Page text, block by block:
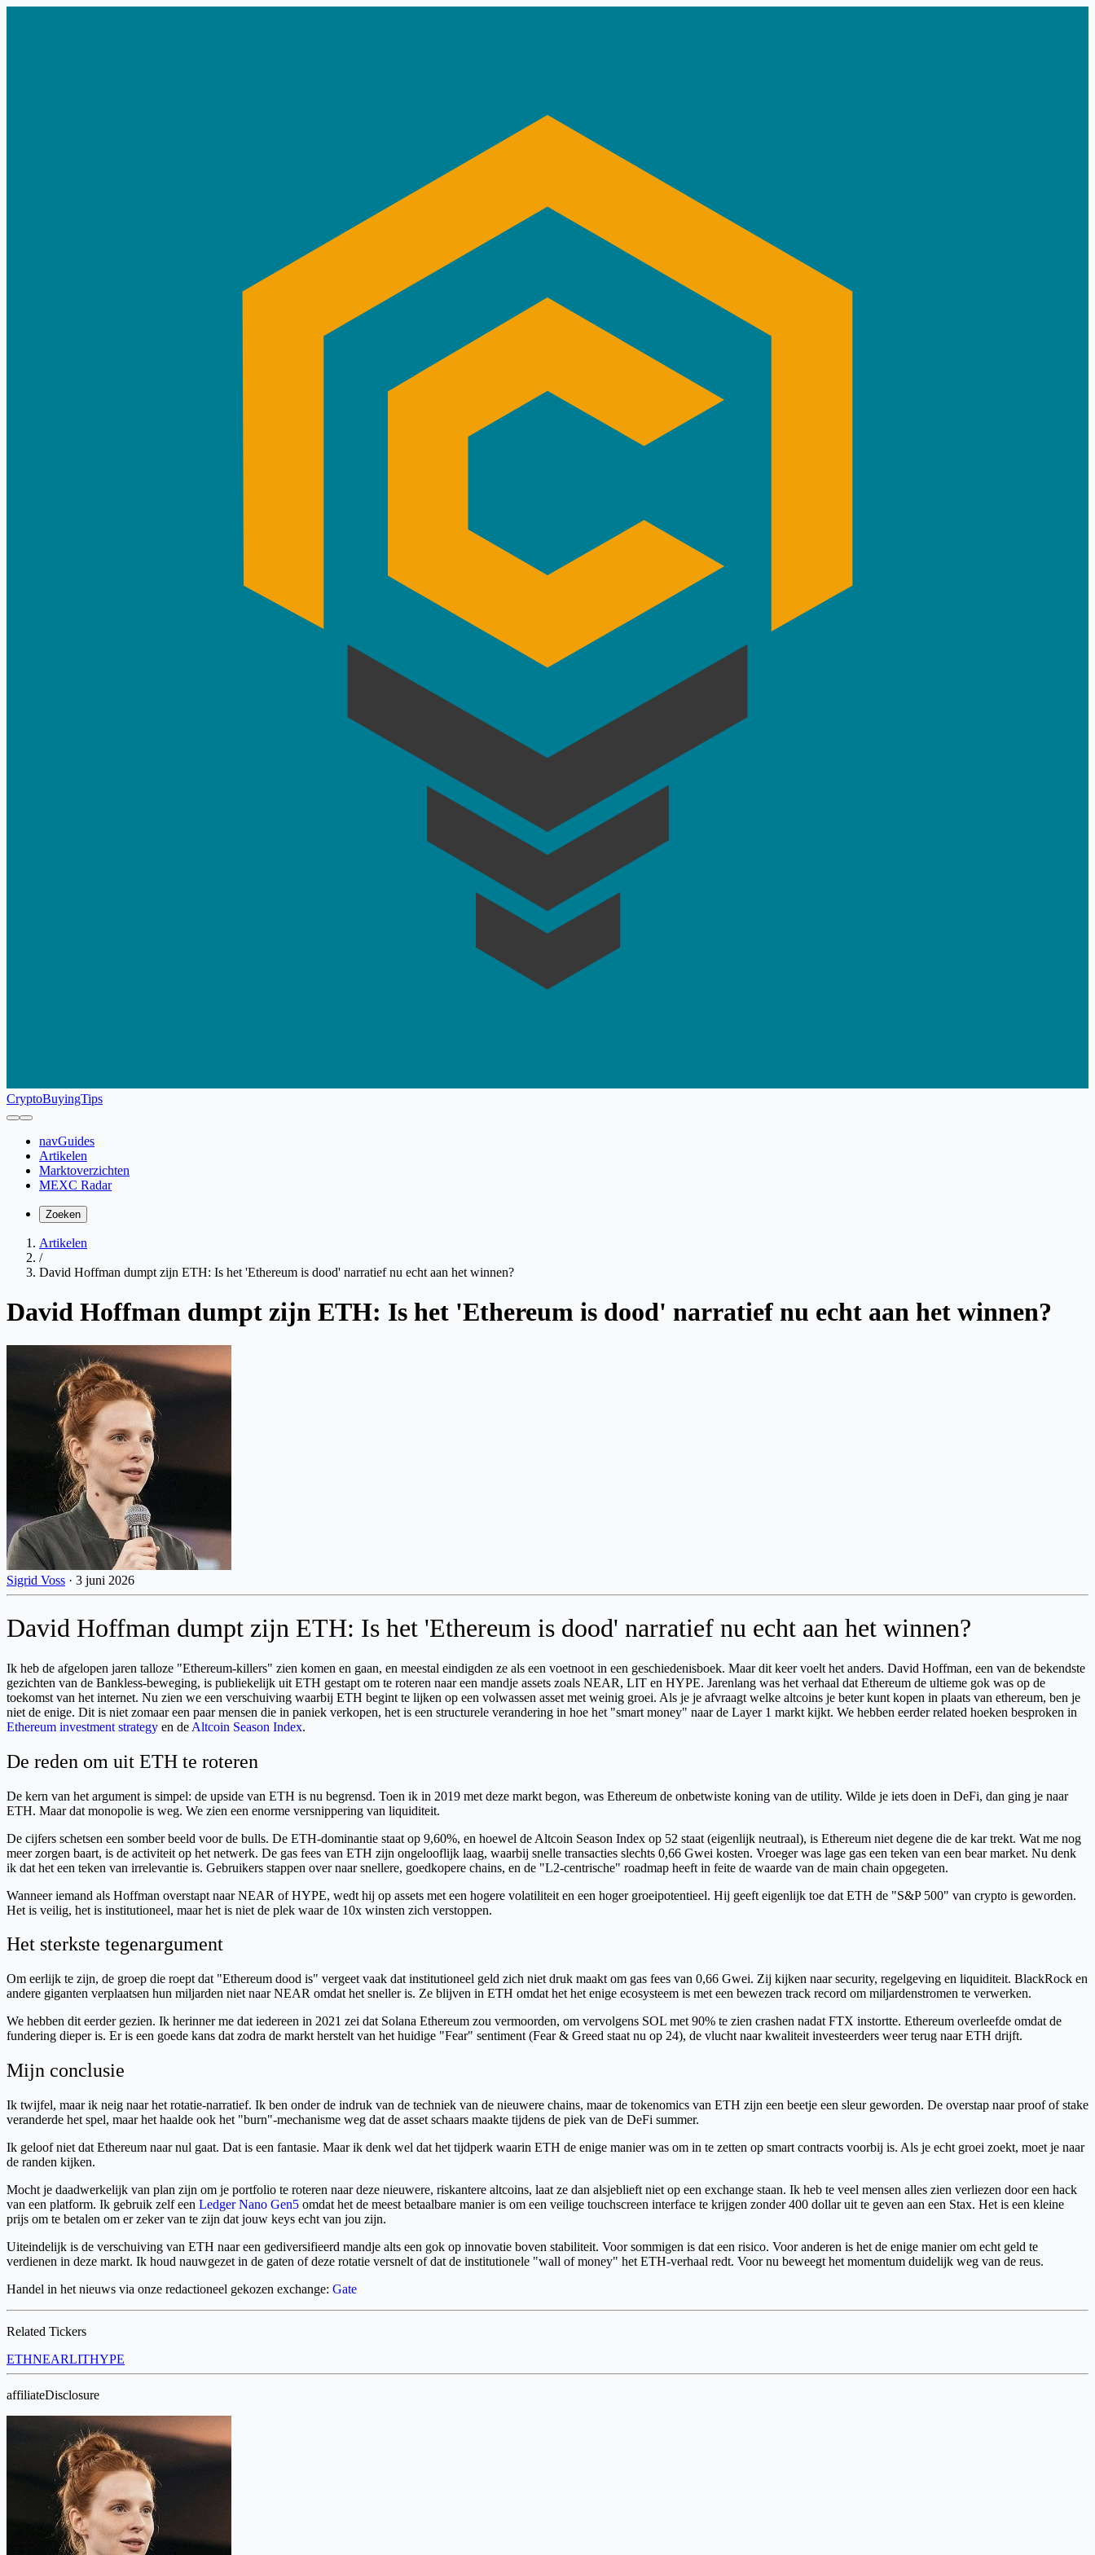
CryptoBuyingTips
navGuides
Artikelen
Marktoverzichten
MEXC Radar
Zoeken
Artikelen
/
David Hoffman dumpt zijn ETH: Is het 'Ethereum is dood' narratief nu echt aan het winnen?
David Hoffman dumpt zijn ETH: Is het 'Ethereum is dood' narratief nu echt aan het winnen?
Sigrid Voss · 3 juni 2026
David Hoffman dumpt zijn ETH: Is het 'Ethereum is dood' narratief nu echt aan het winnen?
Ik heb de afgelopen jaren talloze "Ethereum-killers" zien komen en gaan, en meestal eindigden ze als een voetnoot in een geschiedenisboek. Maar dit keer voelt het anders. David Hoffman, een van de bekendste
gezichten van de Bankless-beweging, is publiekelijk uit ETH gestapt om te roteren naar een mandje assets zoals NEAR, LIT en HYPE. Jarenlang was het verhaal dat Ethereum de ultieme gok was op de
toekomst van het internet. Nu zien we een verschuiving waarbij ETH begint te lijken op een volwassen asset met weinig groei. Als je je afvraagt welke altcoins je beter kunt kopen in plaats van ethereum, ben je
niet de enige. Dit is niet zomaar een paar mensen die in paniek verkopen, het is een structurele verandering in hoe het "smart money" naar de Layer 1 markt kijkt. We hebben eerder related hoeken besproken in
Ethereum investment strategy en de Altcoin Season Index.
De reden om uit ETH te roteren
De kern van het argument is simpel: de upside van ETH is nu begrensd. Toen ik in 2019 met deze markt begon, was Ethereum de onbetwiste koning van de utility. Wilde je iets doen in DeFi, dan ging je naar
ETH. Maar dat monopolie is weg. We zien een enorme versnippering van liquiditeit.
De cijfers schetsen een somber beeld voor de bulls. De ETH-dominantie staat op 9,60%, en hoewel de Altcoin Season Index op 52 staat (eigenlijk neutraal), is Ethereum niet degene die de kar trekt. Wat me nog
meer zorgen baart, is de activiteit op het netwerk. De gas fees van ETH zijn ongelooflijk laag, waarbij snelle transacties slechts 0,66 Gwei kosten. Vroeger was lage gas een teken van een bear market. Nu denk
ik dat het een teken van irrelevantie is. Gebruikers stappen over naar snellere, goedkopere chains, en de "L2-centrische" roadmap heeft in feite de waarde van de main chain opgegeten.
Wanneer iemand als Hoffman overstapt naar NEAR of HYPE, wedt hij op assets met een hogere volatiliteit en een hoger groeipotentieel. Hij geeft eigenlijk toe dat ETH de "S&P 500" van crypto is geworden.
Het is veilig, het is institutioneel, maar het is niet de plek waar de 10x winsten zich verstoppen.
Het sterkste tegenargument
Om eerlijk te zijn, de groep die roept dat "Ethereum dood is" vergeet vaak dat institutioneel geld zich niet druk maakt om gas fees van 0,66 Gwei. Zij kijken naar security, regelgeving en liquiditeit. BlackRock en
andere giganten verplaatsen hun miljarden niet naar NEAR omdat het sneller is. Ze blijven in ETH omdat het het enige ecosysteem is met een bewezen track record om miljardenstromen te verwerken.
We hebben dit eerder gezien. Ik herinner me dat iedereen in 2021 zei dat Solana Ethereum zou vermoorden, om vervolgens SOL met 90% te zien crashen nadat FTX instortte. Ethereum overleefde omdat de
fundering dieper is. Er is een goede kans dat zodra de markt herstelt van het huidige "Fear" sentiment (Fear & Greed staat nu op 24), de vlucht naar kwaliteit investeerders weer terug naar ETH drijft.
Mijn conclusie
Ik twijfel, maar ik neig naar het rotatie-narratief. Ik ben onder de indruk van de techniek van de nieuwere chains, maar de tokenomics van ETH zijn een beetje een sleur geworden. De overstap naar proof of stake
veranderde het spel, maar het haalde ook het "burn"-mechanisme weg dat de asset schaars maakte tijdens de piek van de DeFi summer.
Ik geloof niet dat Ethereum naar nul gaat. Dat is een fantasie. Maar ik denk wel dat het tijdperk waarin ETH de enige manier was om in te zetten op smart contracts voorbij is. Als je echt groei zoekt, moet je naar
de randen kijken.
Mocht je daadwerkelijk van plan zijn om je portfolio te roteren naar deze nieuwere, riskantere altcoins, laat ze dan alsjeblieft niet op een exchange staan. Ik heb te veel mensen alles zien verliezen door een hack
van een platform. Ik gebruik zelf een Ledger Nano Gen5 omdat het de meest betaalbare manier is om een veilige touchscreen interface te krijgen zonder 400 dollar uit te geven aan een Stax. Het is een kleine
prijs om te betalen om er zeker van te zijn dat jouw keys echt van jou zijn.
Uiteindelijk is de verschuiving van ETH naar een gediversifieerd mandje alts een gok op innovatie boven stabiliteit. Voor sommigen is dat een risico. Voor anderen is het de enige manier om echt geld te
verdienen in deze markt. Ik houd nauwgezet in de gaten of deze rotatie versnelt of dat de institutionele "wall of money" het ETH-verhaal redt. Voor nu beweegt het momentum duidelijk weg van de reus.
Handel in het nieuws via onze redactioneel gekozen exchange: Gate
Related Tickers
ETHNEARLITHYPE
affiliateDisclosure